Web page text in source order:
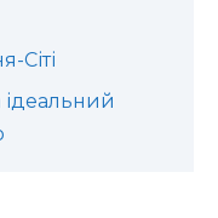
Сіті